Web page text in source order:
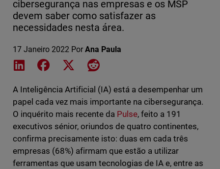
cibersegurança nas empresas e os MSP
devem saber como satisfazer as
necessidades nesta área.
17 Janeiro 2022 Por Ana Paula
Share on LinkedIn
Share on Facebook
Share on XShare on Reddit
A Inteligência Artificial (IA) está a desempenhar um
papel cada vez mais importante na cibersegurança.
O inquérito mais recente da Pulse, feito a 191
executivos sénior, oriundos de quatro continentes,
confirma precisamente isto: duas em cada três
empresas (68%) afirmam que estão a utilizar
ferramentas que usam tecnologias de IA e, entre as